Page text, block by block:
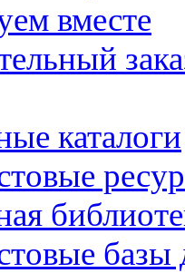
вместе
каталоги